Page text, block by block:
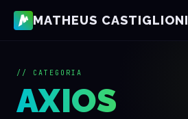
MATHEUS CASTIGLIONI
// CATEGORIA
AXIOS